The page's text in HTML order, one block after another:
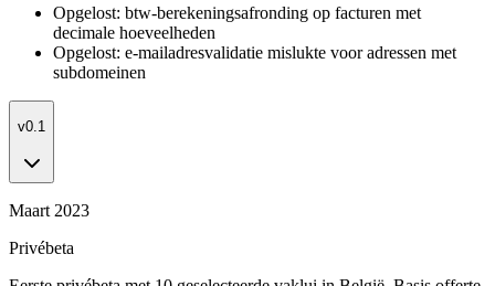
Opgelost: btw-berekeningsafronding op facturen met
decimale hoeveelheden
Opgelost: e-mailadresvalidatie mislukte voor adressen met
subdomeinen
v0.1
Maart 2023
Privébeta